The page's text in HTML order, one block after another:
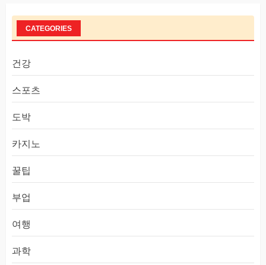
CATEGORIES
건강
스포츠
도박
카지노
꿀팁
부업
여행
과학